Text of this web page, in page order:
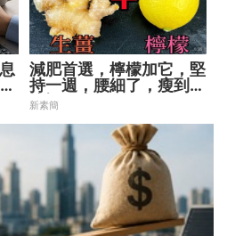
減肥首選，檸檬加它，堅
持一週，腰細了，瘦到你
懷疑人生
新素簡